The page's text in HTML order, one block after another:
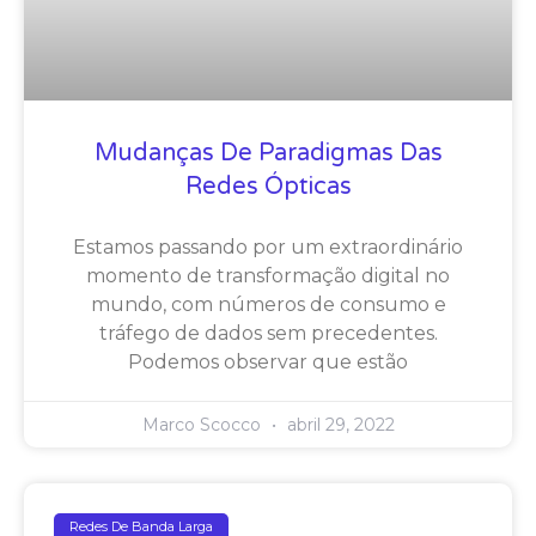
Mudanças De Paradigmas Das
Redes Ópticas
Estamos passando por um extraordinário
momento de transformação digital no
mundo, com números de consumo e
tráfego de dados sem precedentes.
Podemos observar que estão
Marco Scocco abril 29, 2022
Redes De Banda Larga